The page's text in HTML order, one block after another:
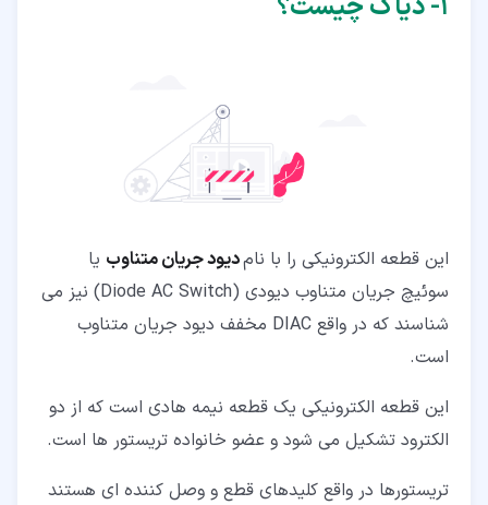
این قطعه الکترونیکی را با نامدیود جریان متناوب یا
سوئیچ جریان متناوب دیودی (Diode AC Switch) نیز می
شناسند که در واقع DIAC مخفف دیود جریان متناوب
است.
این قطعه الکترونیکی یک قطعه نیمه هادی است که از دو
الکترود تشکیل می شود و عضو خانواده تریستور ها است.
تریستورها در واقع کلیدهای قطع و وصل کننده ای هستند